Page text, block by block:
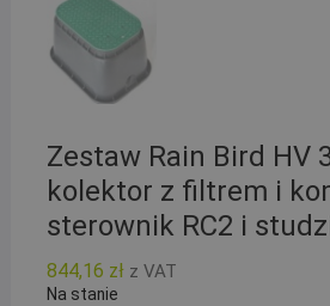
Zestaw Rain Bird HV
kolektor z filtrem i
sterownik RC2 i
844,16 zł z VAT
Na stanie